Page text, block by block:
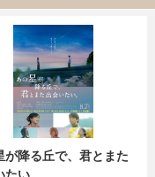
が降る丘で、君とまた